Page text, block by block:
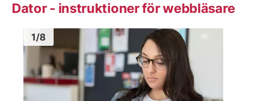
Dator - instruktioner för webbläsare
Bild1
1/8